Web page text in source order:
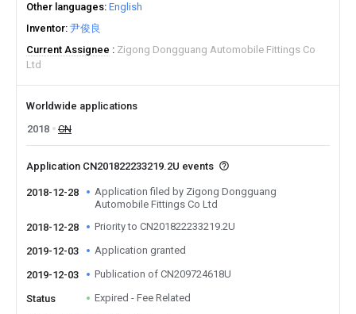
Other languages English
Inventor 尹俊良
Current Assignee
Zigong Dongguang Automobile Fittings Co
Ltd
Worldwide applications
2018
CN
Application CN201822233219.2U events
2018-12-28
Application filed by Zigong Dongguang
Automobile Fittings Co Ltd
2018-12-28
Priority to CN201822233219.2U
2019-12-03 Application granted
2019-12-03 Publication of CN209724618U
Status Expired - Fee Related